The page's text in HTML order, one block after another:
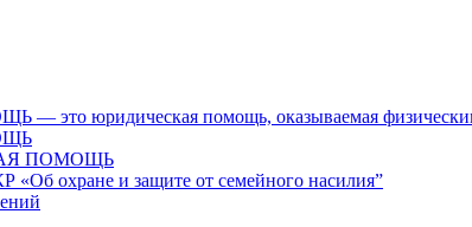
помощь, оказываемая физическим
ПОМОЩЬ
«Об охране и защите от семейного насилия”